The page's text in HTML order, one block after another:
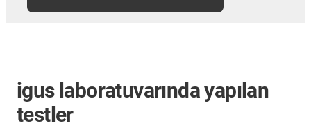
igus laboratuvarında yapılan
testler